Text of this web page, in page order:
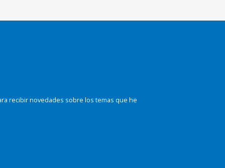
recibir novedades sobre los temas que he